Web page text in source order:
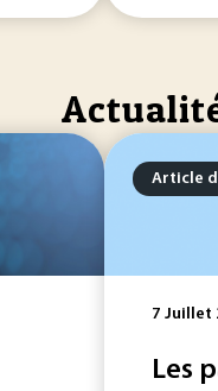
Article
7 Juillet
Les